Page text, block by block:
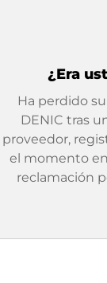
¿Era
Ha perdido
DENIC tras
proveedor,
el momento
reclamación